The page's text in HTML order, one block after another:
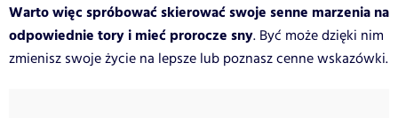
Warto więc spróbować skierować swoje senne marzenia na
odpowiednie tory i mieć prorocze sny. Być może dzięki nim
zmienisz swoje życie na lepsze lub poznasz cenne wskazówki.